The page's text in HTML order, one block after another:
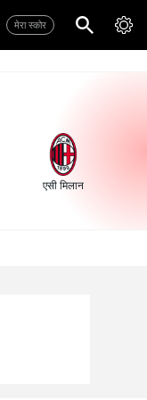
मेरा स्कोर
एसी मिलान